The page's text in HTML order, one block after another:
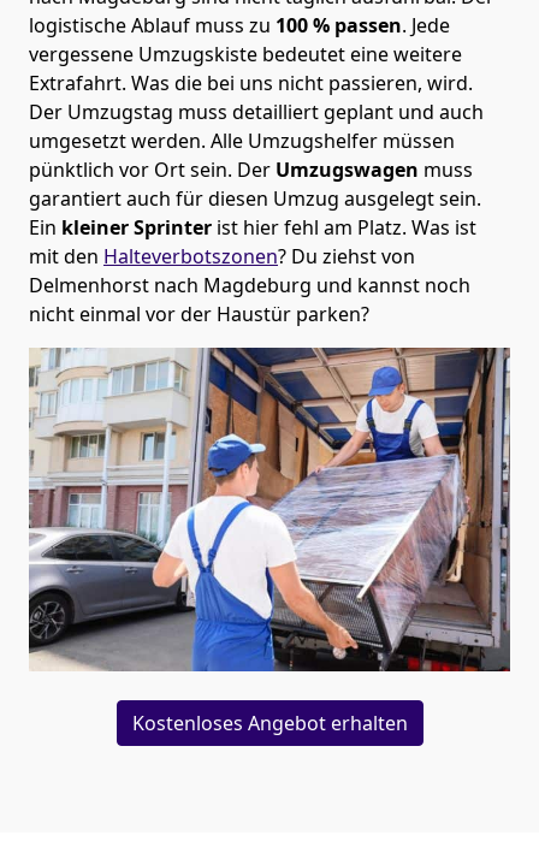
logistische Ablauf muss zu 100 % passen. Jede
vergessene Umzugskiste bedeutet eine weitere
Extrafahrt. Was die bei uns nicht passieren, wird.
Der Umzugstag muss detailliert geplant und auch
umgesetzt werden. Alle Umzugshelfer müssen
pünktlich vor Ort sein. Der Umzugswagen muss
garantiert auch für diesen Umzug ausgelegt sein.
Ein kleiner Sprinter ist hier fehl am Platz. Was ist
mit den Halteverbotszonen? Du ziehst von
Delmenhorst nach Magdeburg und kannst noch
nicht einmal vor der Haustür parken?
Kostenloses Angebot erhalten